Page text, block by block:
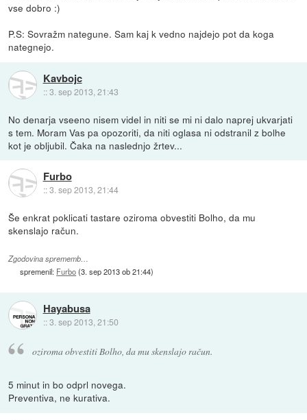
vse dobro :)
P.S: Sovražm nategune. Sam kaj k vedno najdejo pot da koga
nategnejo.
Kavbojc
::3. sep 2013, 21:43
No denarja vseeno nisem videl in niti se mi ni dalo naprej ukvarjati
s tem. Moram Vas pa opozoriti, da niti oglasa ni odstranil z bolhe
kot je obljubil. Čaka na naslednjo žrtev...
Furbo
::3. sep 2013, 21:44
Še enkrat poklicati tastare oziroma obvestiti Bolho, da mu
skenslajo račun.
Zgodovina sprememb…
spremenil: Furbo(3. sep 2013 ob 21:44)
Hayabusa
::3. sep 2013, 21:50
oziroma obvestiti Bolho, da mu skenslajo račun.
5 minut in bo odprl novega.
Preventiva, ne kurativa.